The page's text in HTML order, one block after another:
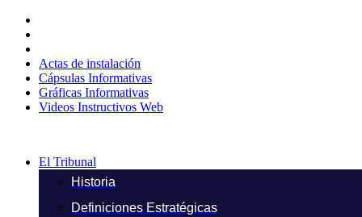
contenido
Actas de instalación
Cápsulas Informativas
Gráficas Informativas
Videos Instructivos Web
El Tribunal
Historia
Definiciones Estratégicas